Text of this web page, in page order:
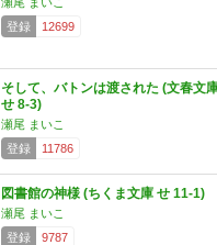
登録
12699
そして、バトンは渡された (文春文
せ 8-3)
瀬尾 まいこ
登録
11786
図書館の神様 (ちくま文庫 せ 11-1)
瀬尾 まいこ
登録
9787